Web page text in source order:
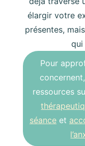
élargir votre
présentes,
qui
Pour
ressources
séanceet